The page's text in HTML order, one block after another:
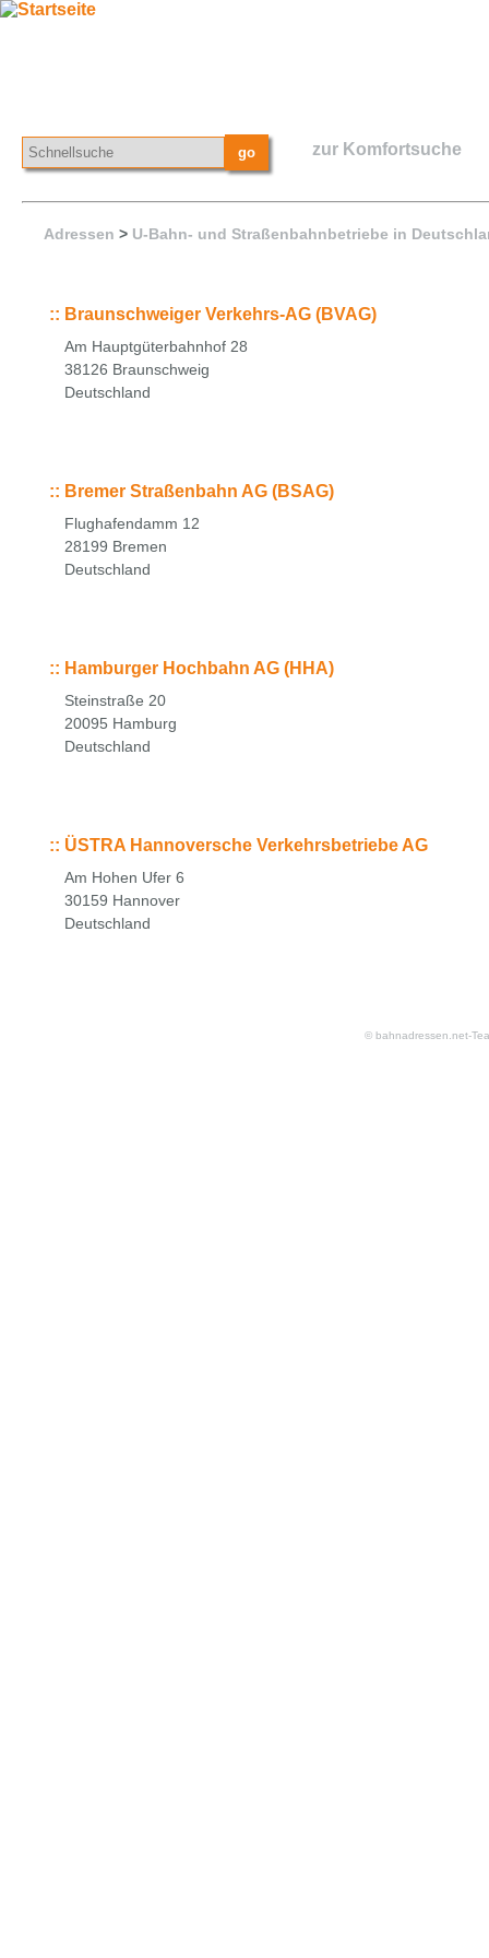
zur Komfortsuche
Adressen > U-Bahn- und Straßenbahnbetriebe in
:: Braunschweiger Verkehrs-AG (BVAG)
Am Hauptgüterbahnhof 28
38126 Braunschweig
Deutschland
:: Bremer Straßenbahn AG (BSAG)
Flughafendamm 12
28199 Bremen
Deutschland
:: Hamburger Hochbahn AG (HHA)
Steinstraße 20
20095 Hamburg
Deutschland
:: ÜSTRA Hannoversche Verkehrsbetriebe AG
Am Hohen Ufer 6
30159 Hannover
Deutschland
© bahnadressen.net-